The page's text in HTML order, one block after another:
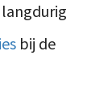
bij de